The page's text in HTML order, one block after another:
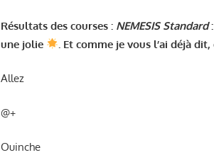
Résultats des courses : NEMESIS Standard:
une jolie
. Et comme je vous l’ai déjà
Allez
@+
Ouinche